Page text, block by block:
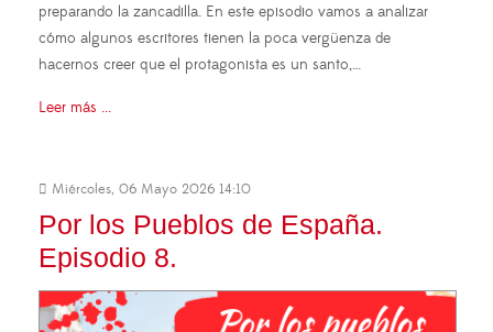
preparando la zancadilla. En este episodio vamos a analizar
cómo algunos escritores tienen la poca vergüenza de
hacernos creer que el protagonista es un santo,…
Leer más ...
Miércoles, 06 Mayo 2026 14:10
Por los Pueblos de España.
Episodio 8.